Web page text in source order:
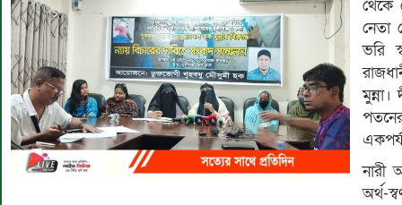
থেকে
নেতা
ভরি
নারী
অর্থ-